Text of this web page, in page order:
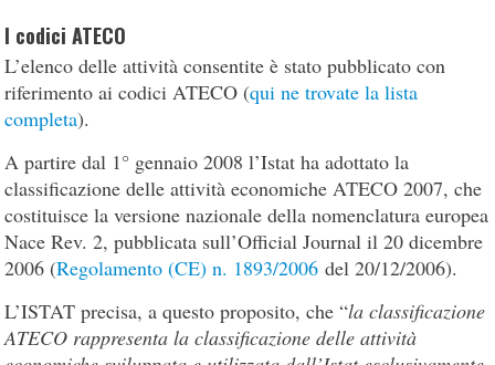
I codici ATECO
L’elenco delle attività consentite è stato pubblicato con
riferimento ai codici ATECO (qui ne trovate la lista
completa).
A partire dal 1° gennaio 2008 l’Istat ha adottato la
classificazione delle attività economiche ATECO 2007, che
costituisce la versione nazionale della nomenclatura europea
Nace Rev. 2, pubblicata sull’Official Journal il 20 dicembre
2006 (Regolamento (CE) n. 1893/2006 del 20/12/2006).
L’ISTAT precisa, a questo proposito, che “la classificazione
ATECO rappresenta la classificazione delle attività